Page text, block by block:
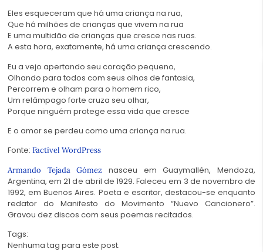
Eles esqueceram que há uma criança na rua,
Que há milhões de crianças que vivem na rua
E uma multidão de crianças que cresce nas ruas.
A esta hora, exatamente, há uma criança crescendo.
Eu a vejo apertando seu coração pequeno,
Olhando para todos com seus olhos de fantasia,
Percorrem e olham para o homem rico,
Um relâmpago forte cruza seu olhar,
Porque ninguém protege essa vida que cresce
E o amor se perdeu como uma criança na rua.
Fonte: Factível WordPress
Armando Tejada Gómez
nasceu em Guaymallén, Mendoza,
Argentina, em 21 de abril de 1929. Faleceu em 3 de novembro de
1992, em Buenos Aires. Poeta e escritor, destacou-se enquanto
redator do Manifesto do Movimento “Nuevo Cancionero”.
Gravou dez discos com seus poemas recitados.
Tags:
Nenhuma tag para este post.